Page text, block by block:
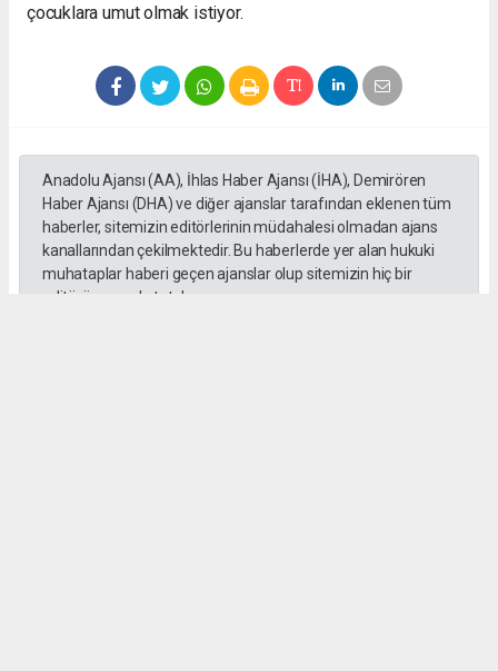
çocuklara umut olmak istiyor.
Anadolu Ajansı (AA), İhlas Haber Ajansı (İHA), Demirören
Haber Ajansı (DHA) ve diğer ajanslar tarafından eklenen tüm
haberler, sitemizin editörlerinin müdahalesi olmadan ajans
kanallarından çekilmektedir. Bu haberlerde yer alan hukuki
muhataplar haberi geçen ajanslar olup sitemizin hiç bir
editörü sorumlu tutulamaz...